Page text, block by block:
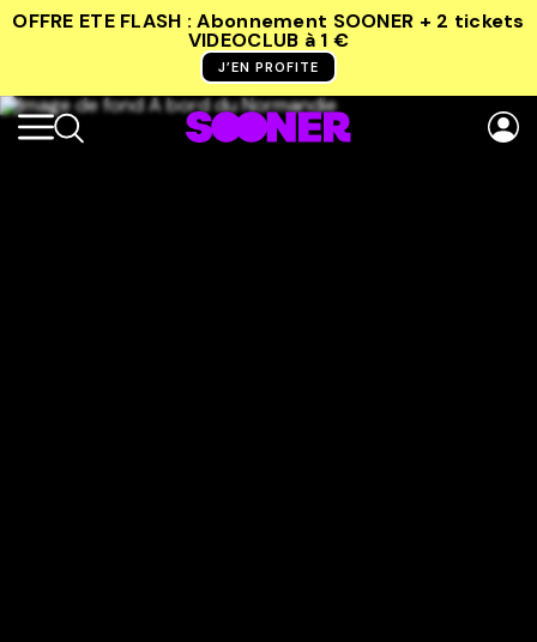
OFFRE ETE FLASH : Abonnement SOONER + 2 tickets
VIDEOCLUB à 1 €
J’EN PROFITE